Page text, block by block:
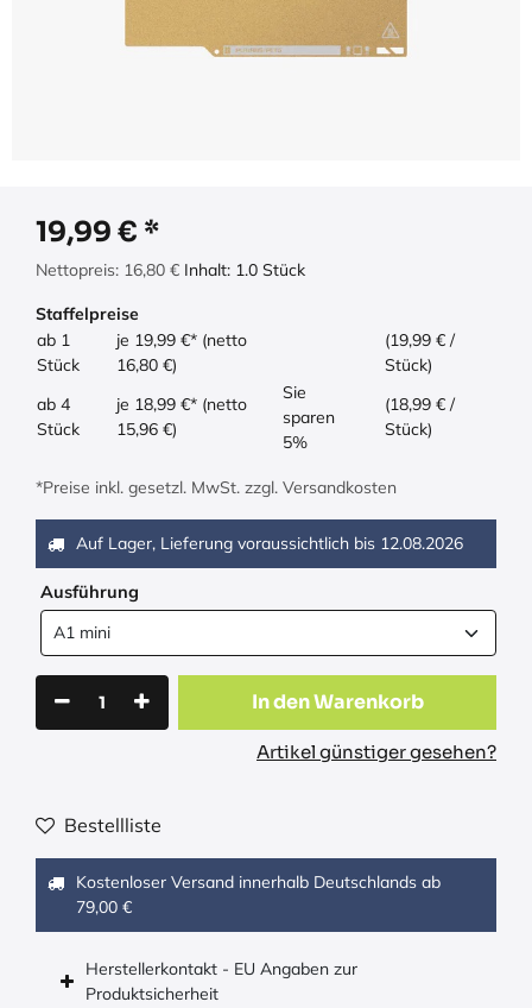
19,99 €
Nettopreis: 16,80 € Inhalt: 1.0 Stück
Staffelpreise
ab 1
Stück
je 19,99 €* (netto
16,80 €)
(19,99 € /
Stück)
ab 4
Stück
je 18,99 €* (netto
15,96 €)
Sie
sparen
5%
(18,99 € /
Stück)
*Preise inkl. gesetzl. MwSt. zzgl. Versandkosten
Auf Lager, Lieferung voraussichtlich bis 12.08.2026
Ausführung
In den Warenkorb
Artikel günstiger gesehen?
Bestellliste
Kostenloser Versand innerhalb Deutschlands ab
79,00 €
Herstellerkontakt - EU Angaben zur
Produktsicherheit